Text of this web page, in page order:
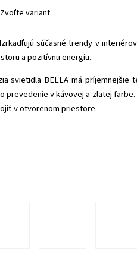
súčasné trendy v
a pozitívnu energiu.
svietidla BELLA má príjemnejšie
prevedenie v kávovej a zlatej farbe.
v otvorenom priestore.
Zvoľte variant